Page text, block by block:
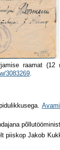
raamat
3083269.
piiskop Jakob